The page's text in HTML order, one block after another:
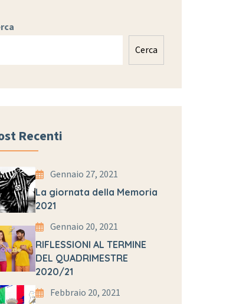
Cerca
Recenti
Gennaio 27, 2021
La giornata della Memoria
2021
Gennaio 20, 2021
RIFLESSIONI AL TERMINE
DEL QUADRIMESTRE
2020/21
Febbraio 20, 2021